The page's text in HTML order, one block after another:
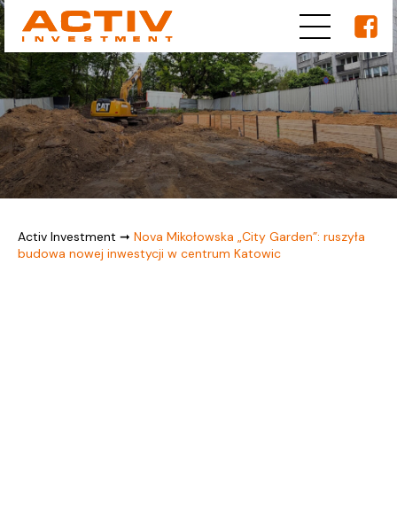
Activ Investment ➞ Nova Mikołowska „City Garden”: ruszyła
budowa nowej inwestycji w centrum Katowic